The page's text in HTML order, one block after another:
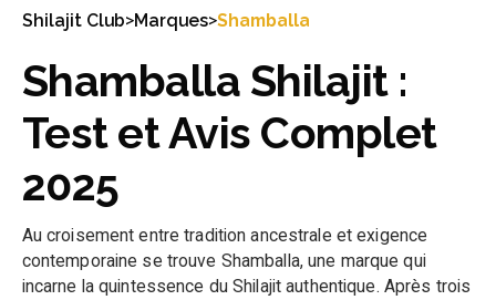
Shilajit Club>Marques>Shamballa
Shamballa Shilajit :
Test et Avis Complet
2025
Au croisement entre tradition ancestrale et exigence
contemporaine se trouve Shamballa, une marque qui
incarne la quintessence du Shilajit authentique. Après trois